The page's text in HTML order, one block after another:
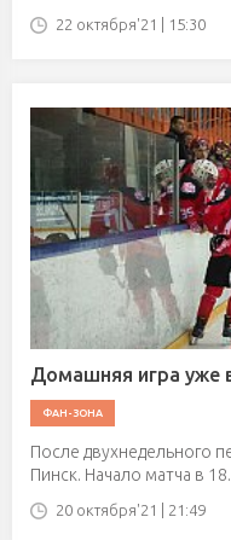
22 октября'21 | 15:30
Домашняя игра уже
ФАН-ЗОНА
После двухнедельного
Пинск. Начало матча в
20 октября'21 | 21:49